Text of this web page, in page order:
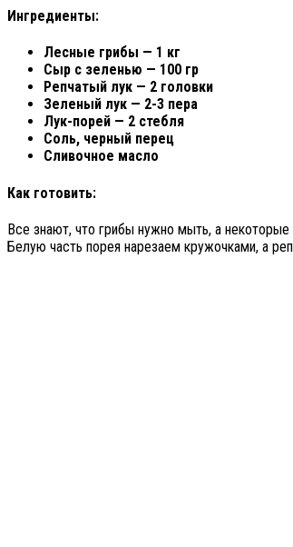
Ингредиенты:
Лесные грибы — 1 кг
Сыр с зеленью — 100 гр
Репчатый лук — 2 головки
Зеленый лук — 2-3 пера
Лук-порей — 2 стебля
Соль, черный перец
Сливочное масло
Как готовить:
Все знают, что грибы нужно мыть, а
Белую часть порея нарезаем кружочками, а